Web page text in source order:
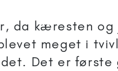
da kæresten og
meget i
Det er første